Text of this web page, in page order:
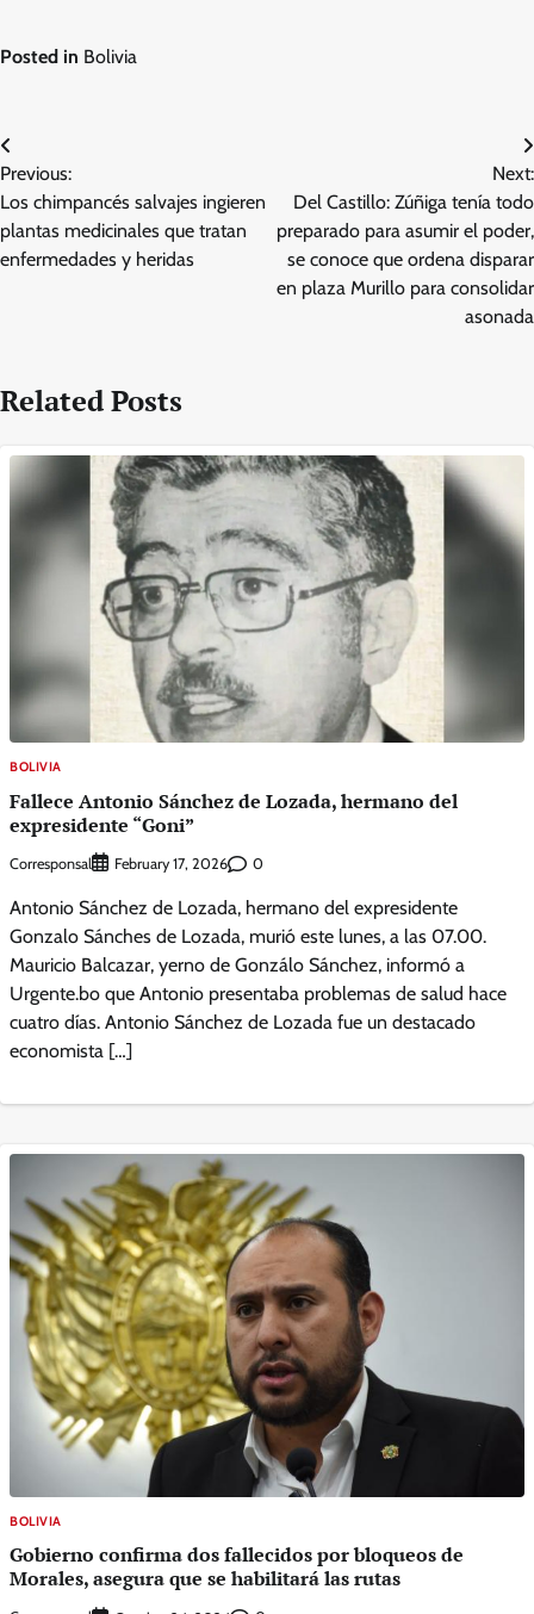
Posted in Bolivia
Post
navigation
Previous:
Los chimpancés salvajes ingieren
plantas medicinales que tratan
enfermedades y heridas
Next:
Del Castillo: Zúñiga tenía todo
preparado para asumir el poder,
se conoce que ordena disparar
en plaza Murillo para consolidar
asonada
Related Posts
BOLIVIA
Fallece Antonio Sánchez de Lozada, hermano del
expresidente “Goni”
Corresponsal February 17, 2026 0
Antonio Sánchez de Lozada, hermano del expresidente
Gonzalo Sánches de Lozada, murió este lunes, a las 07.00.
Mauricio Balcazar, yerno de Gonzálo Sánchez, informó a
Urgente.bo que Antonio presentaba problemas de salud hace
cuatro días. Antonio Sánchez de Lozada fue un destacado
economista […]
BOLIVIA
Gobierno confirma dos fallecidos por bloqueos de
Morales, asegura que se habilitará las rutas